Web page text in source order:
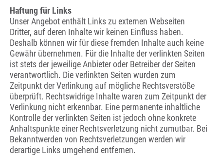
Haftung für Links
Unser Angebot enthält Links zu externen Webseiten
Dritter, auf deren Inhalte wir keinen Einfluss haben.
Deshalb können wir für diese fremden Inhalte auch keine
Gewähr übernehmen. Für die Inhalte der verlinkten Seiten
ist stets der jeweilige Anbieter oder Betreiber der Seiten
verantwortlich. Die verlinkten Seiten wurden zum
Zeitpunkt der Verlinkung auf mögliche Rechtsverstöße
überprüft. Rechtswidrige Inhalte waren zum Zeitpunkt der
Verlinkung nicht erkennbar. Eine permanente inhaltliche
Kontrolle der verlinkten Seiten ist jedoch ohne konkrete
Anhaltspunkte einer Rechtsverletzung nicht zumutbar. Bei
Bekanntwerden von Rechtsverletzungen werden wir
derartige Links umgehend entfernen.